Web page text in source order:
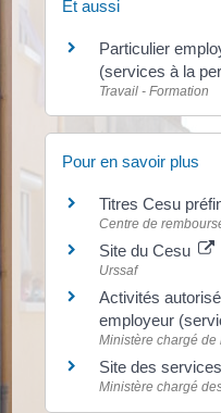
Et aussi
Particulier
(services à la
Travail - Formation
Pour en savoir plus
Titres Cesu
Centre de
Site du Cesu
Urssaf
Activités
employeur
Ministère chargé de
Site des
Ministère chargé